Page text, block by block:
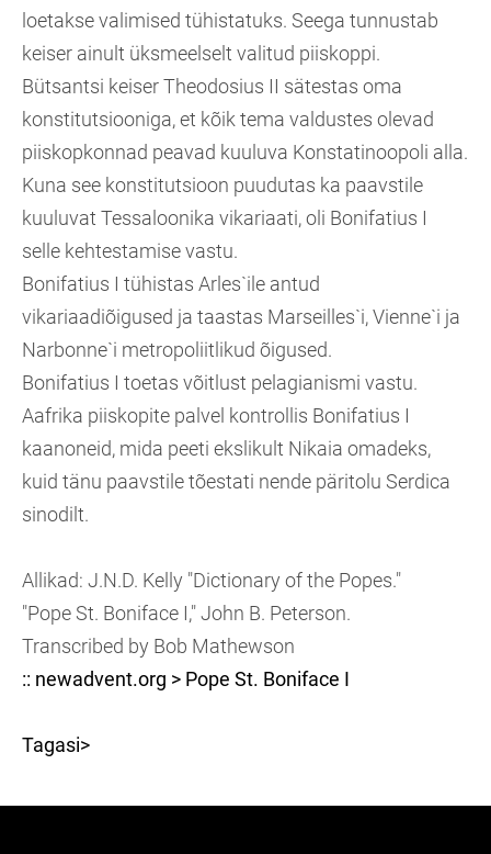
loetakse valimised tühistatuks. Seega tunnustab
keiser ainult üksmeelselt valitud piiskoppi.
Bütsantsi keiser Theodosius II sätestas oma
konstitutsiooniga, et kõik tema valdustes olevad
piiskopkonnad peavad kuuluva Konstatinoopoli alla.
Kuna see konstitutsioon puudutas ka paavstile
kuuluvat Tessaloonika vikariaati, oli Bonifatius I
selle kehtestamise vastu.
Bonifatius I tühistas Arles`ile antud
vikariaadiõigused ja taastas Marseilles`i, Vienne`i ja
Narbonne`i metropoliitlikud õigused.
Bonifatius I toetas võitlust pelagianismi vastu.
Aafrika piiskopite palvel kontrollis Bonifatius I
kaanoneid, mida peeti ekslikult Nikaia omadeks,
kuid tänu paavstile tõestati nende päritolu Serdica
sinodilt.
Allikad: J.N.D. Kelly "Dictionary of the Popes."
"Pope St. Boniface I," John B. Peterson.
Transcribed by Bob Mathewson
:: newadvent.org > Pope St. Boniface I
Tagasi>